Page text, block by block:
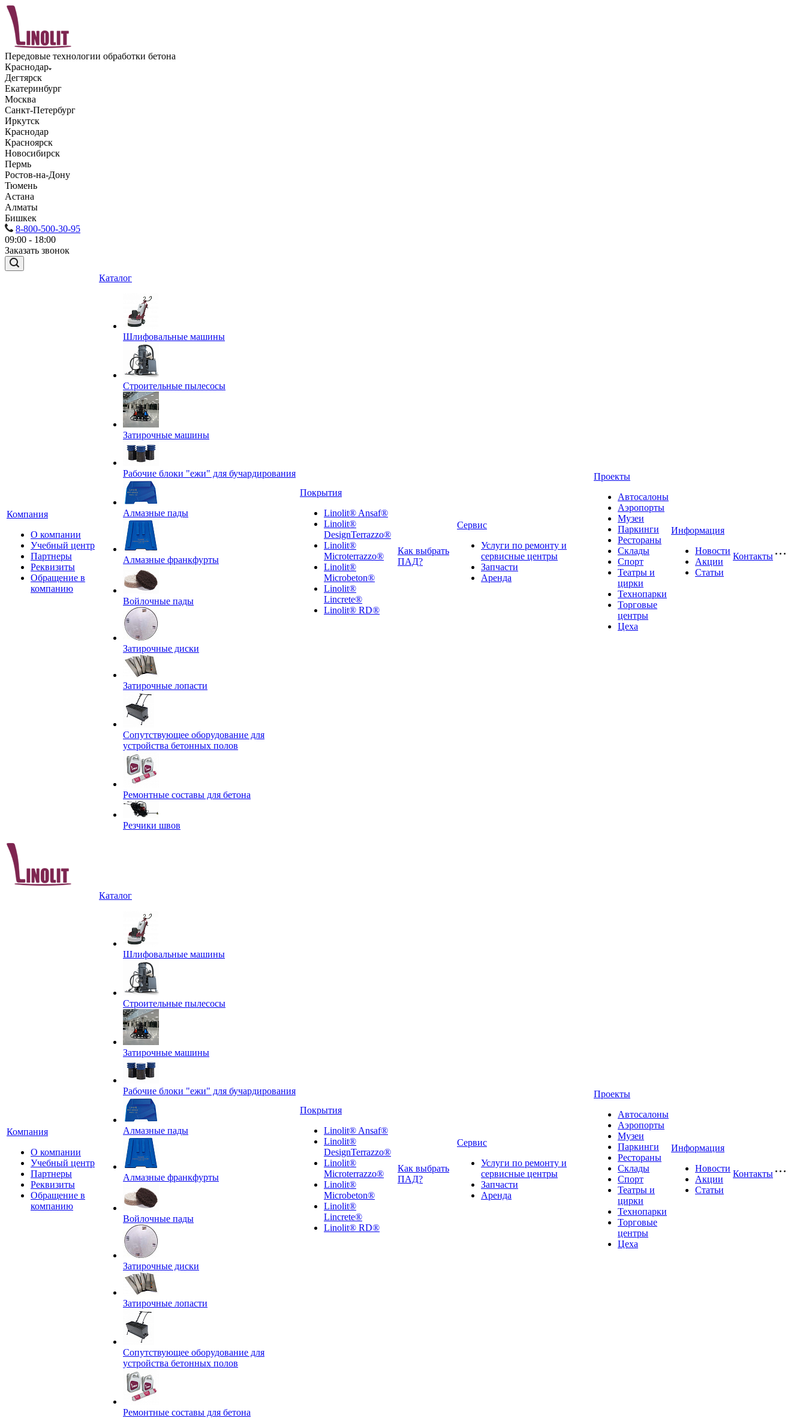
Передовые технологии обработки бетона
Краснодар
Дегтярск
Екатеринбург
Москва
Санкт-Петербург
Иркутск
Краснодар
Красноярск
Новосибирск
Пермь
Ростов-на-Дону
Тюмень
Астана
Алматы
Бишкек
8-800-500-30-95
09:00 - 18:00
Заказать звонок
Компания
О компании
Учебный центр
Партнеры
Реквизиты
Обращение в
компанию
Каталог
Шлифовальные машины
Строительные пылесосы
Затирочные машины
Рабочие блоки "ежи" для бучардирования
Алмазные пады
Алмазные франкфурты
Войлочные пады
Затирочные диски
Затирочные лопасти
Сопутствующее оборудование для
устройства бетонных полов
Ремонтные составы для бетона
Резчики швов
Покрытия
Linolit® Ansaf®
Linolit®
DesignTerrazzo®
Linolit®
Microterrazzo®
Linolit®
Microbeton®
Linolit®
Lincrete®
Linolit® RD®
Как выбрать
ПАД?
Сервис
Услуги по ремонту и
сервисные центры
Запчасти
Аренда
Проекты
Автосалоны
Аэропорты
Музеи
Паркинги
Рестораны
Склады
Спорт
Театры и
цирки
Технопарки
Торговые
центры
Цеха
Информация
Новости
Акции
Статьи
Контакты
Компания
О компании
Учебный центр
Партнеры
Реквизиты
Обращение в
компанию
Каталог
Шлифовальные машины
Строительные пылесосы
Затирочные машины
Рабочие блоки "ежи" для бучардирования
Алмазные пады
Алмазные франкфурты
Войлочные пады
Затирочные диски
Затирочные лопасти
Сопутствующее оборудование для
устройства бетонных полов
Ремонтные составы для бетона
Покрытия
Linolit® Ansaf®
Linolit®
DesignTerrazzo®
Linolit®
Microterrazzo®
Linolit®
Microbeton®
Linolit®
Lincrete®
Linolit® RD®
Как выбрать
ПАД?
Сервис
Услуги по ремонту и
сервисные центры
Запчасти
Аренда
Проекты
Автосалоны
Аэропорты
Музеи
Паркинги
Рестораны
Склады
Спорт
Театры и
цирки
Технопарки
Торговые
центры
Цеха
Информация
Новости
Акции
Статьи
Контакты